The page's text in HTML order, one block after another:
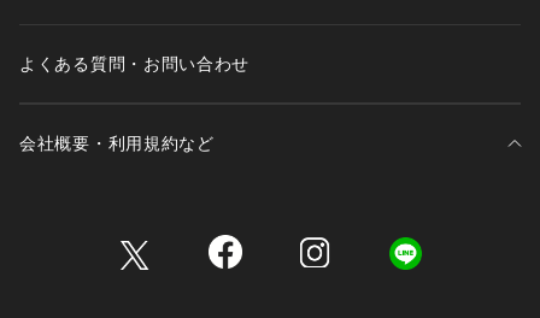
よくある質問・お問い合わせ
会社概要・利用規約など